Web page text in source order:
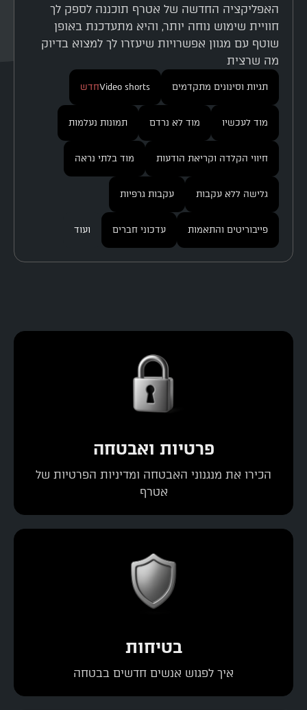
האפליקציה החדשה של אטרף תוכננה לספק לך
חוויית שימוש נוחה יותר, והיא מתעדכנת באופן
שוטף עם מגוון אפשרויות שיעזרו לך למצוא בדיוק
מה שרצית
תגיות וסינונים מתקדמים Video shortsחדש
מוד לעכשיו מוד לא נרדם תמונות נעלמות
חיווי הקלדה וקריאת הודעות מוד בלתי נראה
גלישה ללא עקבות עקבות גרפיות
פייבוריטים והתאמות עדכוני חברים ועוד
פרטיות ואבטחה
הכירו את מנגנוני האבטחה ומדיניות הפרטיות של
אטרף
בטיחות
איך לפגוש אנשים חדשים בבטחה